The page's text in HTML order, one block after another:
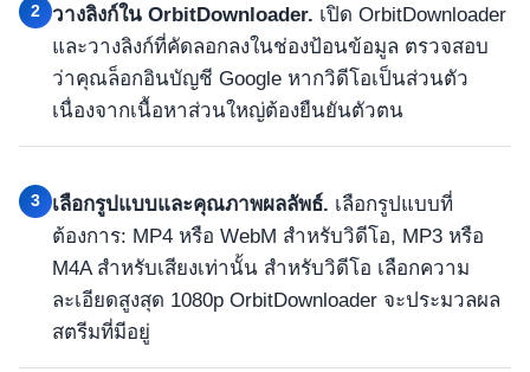
2 วางลิงก์ใน OrbitDownloader. เปิด OrbitDownloader
และวางลิงก์ที่คัดลอกลงในช่องป้อนข้อมูล ตรวจสอบ
ว่าคุณล็อกอินบัญชี Google หากวิดีโอเป็นส่วนตัว
เนื่องจากเนื้อหาส่วนใหญ่ต้องยืนยันตัวตน
3 เลือกรูปแบบและคุณภาพผลลัพธ์. เลือกรูปแบบที่
ต้องการ: MP4 หรือ WebM สำหรับวิดีโอ, MP3 หรือ
M4A สำหรับเสียงเท่านั้น สำหรับวิดีโอ เลือกความ
ละเอียดสูงสุด 1080p OrbitDownloader จะประมวลผล
สตรีมที่มีอยู่